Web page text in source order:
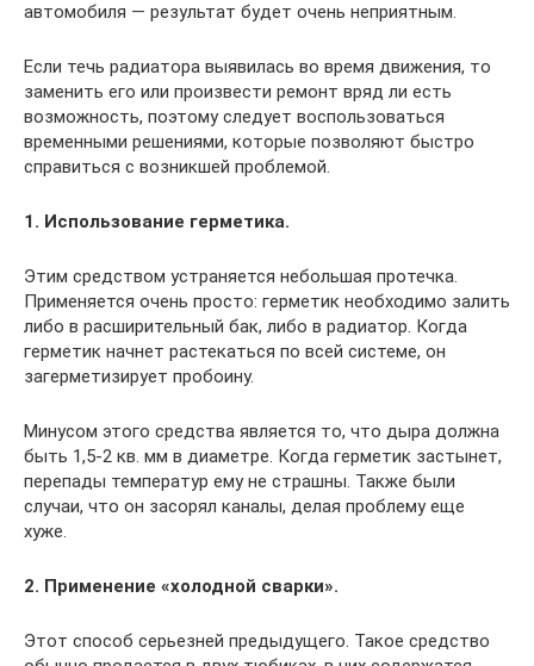
автомобиля — результат будет очень неприятным.
Если течь радиатора выявилась во время движения, то
заменить его или произвести ремонт вряд ли есть
возможность, поэтому следует воспользоваться
временными решениями, которые позволяют быстро
справиться с возникшей проблемой.
1. Использование герметика.
Этим средством устраняется небольшая протечка.
Применяется очень просто: герметик необходимо залить
либо в расширительный бак, либо в радиатор. Когда
герметик начнет растекаться по всей системе, он
загерметизирует пробоину.
Минусом этого средства является то, что дыра должна
быть 1,5-2 кв. мм в диаметре. Когда герметик застынет,
перепады температур ему не страшны. Также были
случаи, что он засорял каналы, делая проблему еще
хуже.
2. Применение «холодной сварки».
Этот способ серьезней предыдущего. Такое средство